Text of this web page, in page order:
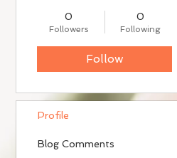
0
Followers
0
Following
Follow
Profile
Blog Comments